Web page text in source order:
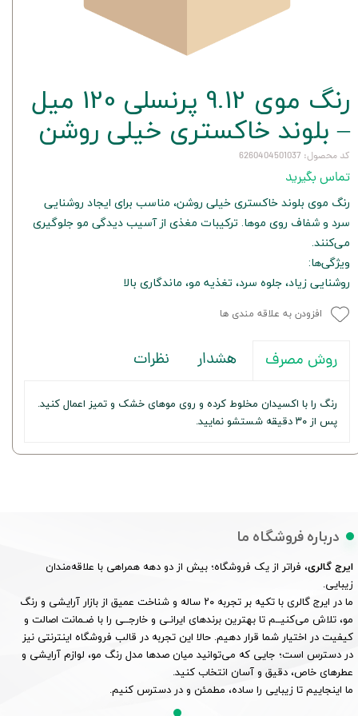
رنگ موی 9.12 پرنسلی 120 میل
– بلوند خاکستری خیلی روشن
کد محصول: 6260404501037
تماس بگیرید
رنگ موی بلوند خاکستری خیلی روشن، مناسب برای ایجاد روشنایی
سرد و شفاف روی موها. ترکیبات مغذی از آسیب دیدگی مو جلوگیری
می‌کنند.
ویژگی‌ها:
روشنایی زیاد، جلوه سرد، تغذیه مو، ماندگاری بالا
افزودن به علاقه مندی ها
روش مصرف هشدار نظرات
رنگ را با اکسیدان مخلوط کرده و روی موهای خشک و تمیز اعمال کنید.
پس از ۳۰ دقیقه شستشو نمایید.
درباره فروشگاه ما
ایرج گالری، فراتر از یک فروشگاه؛ بیش از دو دهه همراهی با علاقه‌مندان
زیبایی.
ما در ایرج گالری با تکیه بر تجربه ۲۰ ساله و شناخت عمیق از بازار آرایشی و رنگ
مو، تلاش می‌کنیــم تا بهترین برندهای ایرانـی و خارجــی را با ضـمانت اصالت و
کیفیت در اختیار شما قرار دهیم. حالا این تجربه در قالب فروشگاه اینترنتی نیز
در دسترس است؛ جایی که می‌توانید میان صدها مدل رنگ مو، لوازم آرایشی و
عطرهای خاص، دقیق و آسان انتخاب کنید.
ما اینجاییم تا زیبایی را ساده، مطمئن و در دسترس کنیم.